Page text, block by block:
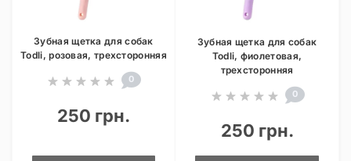
Зубная щетка для собак
Todli, розовая, трехсторонняя
0
250 грн.
Зубная щетка для собак
Todli, фиолетовая,
трехсторонняя
0
250 грн.